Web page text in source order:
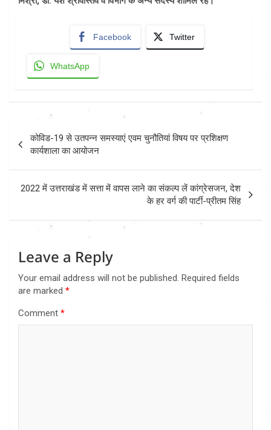
Facebook Twitter
WhatsApp
Post
navigation
कोविड-19 से उतपन्न समस्याएं एवम चुनौतियां विषय पर प्रशिक्षण
कार्यशाला का आयोजन
2022 में उत्तराखंड में सत्ता में वापस लाने का संकल्प लें कांग्रेसजन, देश
के हर वर्ग की पार्टी-प्रीतम सिंह
Leave a Reply
Your email address will not be published. Required fields
are marked *
Comment *